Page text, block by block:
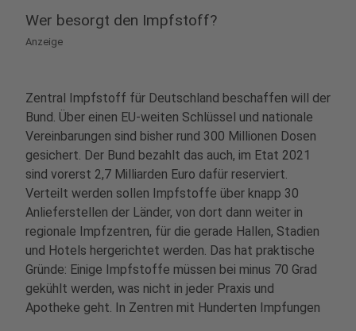
Wer besorgt den Impfstoff?
Anzeige
Zentral Impfstoff für Deutschland beschaffen will der
Bund. Über einen EU-weiten Schlüssel und nationale
Vereinbarungen sind bisher rund 300 Millionen Dosen
gesichert. Der Bund bezahlt das auch, im Etat 2021
sind vorerst 2,7 Milliarden Euro dafür reserviert.
Verteilt werden sollen Impfstoffe über knapp 30
Anlieferstellen der Länder, von dort dann weiter in
regionale Impfzentren, für die gerade Hallen, Stadien
und Hotels hergerichtet werden. Das hat praktische
Gründe: Einige Impfstoffe müssen bei minus 70 Grad
gekühlt werden, was nicht in jeder Praxis und
Apotheke geht. In Zentren mit Hunderten Impfungen